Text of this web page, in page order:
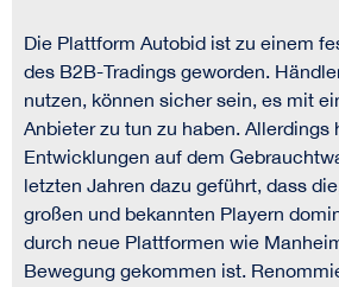
Die Plattform Autobid ist zu einem
des B2B-Tradings geworden.
nutzen, können sicher sein, es mit
Anbieter zu tun zu haben. Allerdings
Entwicklungen auf dem
letzten Jahren dazu geführt, dass
großen und bekannten Playern
durch neue Plattformen wie
Bewegung gekommen ist.